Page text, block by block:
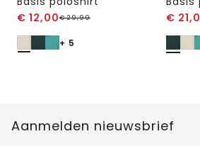
€ 12,00€29,99
+ 5
€
Aanmelden nieuwsbrief